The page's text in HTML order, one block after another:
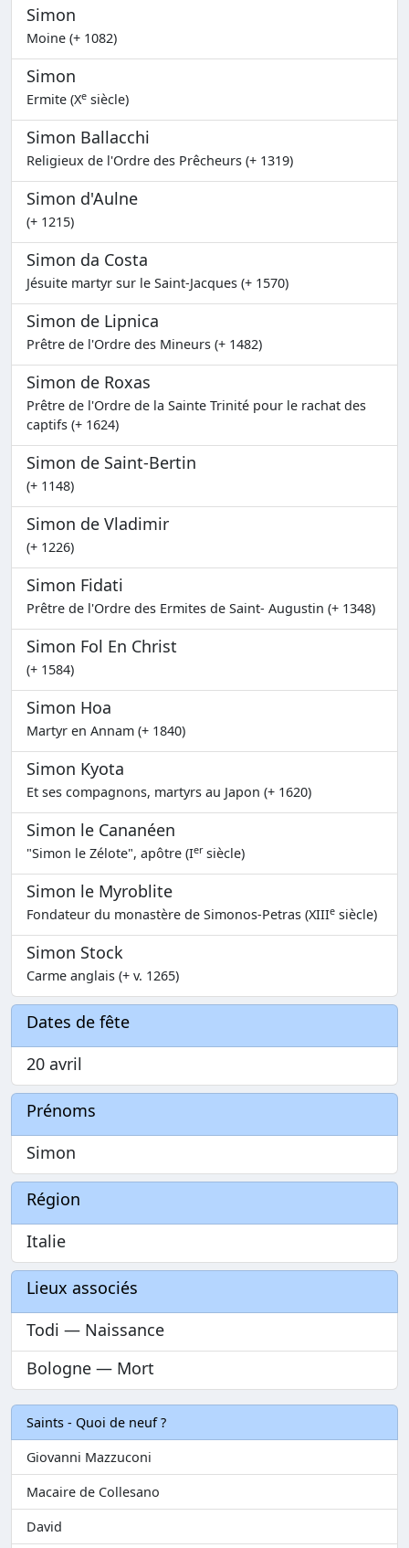
Simon
Moine (+ 1082)
Simon
Ermite (Xe siècle)
Simon Ballacchi
Religieux de l'Ordre des Prêcheurs (+ 1319)
Simon d'Aulne
(+ 1215)
Simon da Costa
Jésuite martyr sur le Saint-Jacques (+ 1570)
Simon de Lipnica
Prêtre de l'Ordre des Mineurs (+ 1482)
Simon de Roxas
Prêtre de l'Ordre de la Sainte Trinité pour le rachat des
captifs (+ 1624)
Simon de Saint-Bertin
(+ 1148)
Simon de Vladimir
(+ 1226)
Simon Fidati
Prêtre de l'Ordre des Ermites de Saint- Augustin (+ 1348)
Simon Fol En Christ
(+ 1584)
Simon Hoa
Martyr en Annam (+ 1840)
Simon Kyota
Et ses compagnons, martyrs au Japon (+ 1620)
Simon le Cananéen
"Simon le Zélote", apôtre (Iersiècle)
Simon le Myroblite
Fondateur du monastère de Simonos-Petras (XIIIe siècle)
Simon Stock
Carme anglais (+ v. 1265)
Dates de fête
20 avril
Prénoms
Simon
Région
Italie
Lieux associés
Todi — Naissance
Bologne — Mort
Saints - Quoi de neuf ?
Giovanni Mazzuconi
Macaire de Collesano
David